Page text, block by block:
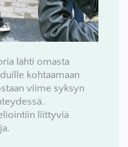
lähti omasta
kohtaamaan
viime syksyn
liittyviä